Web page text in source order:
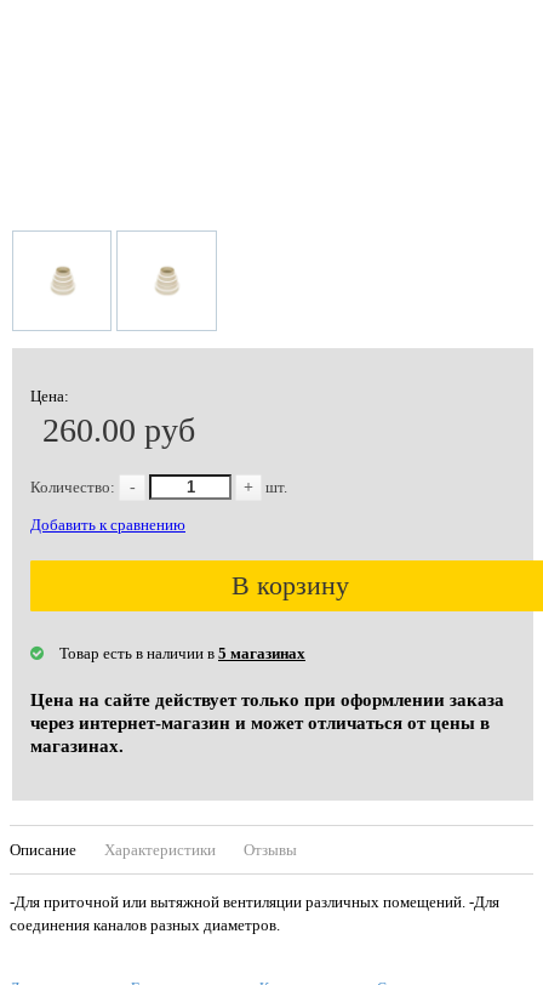
Цена:
260.00 руб
Количество: - + шт.
Добавить к сравнению
В корзину
Товар есть в наличии в 5 магазинах
Цена на сайте действует только при оформлении заказа
через интернет-магазин и может отличаться от цены в
магазинах.
Описание Характеристики Отзывы
-Для приточной или вытяжной вентиляции различных помещений. -Для
соединения каналов разных диаметров.